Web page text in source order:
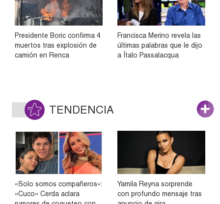
Presidente Boric confirma 4
muertos tras explosión de
camión en Renca
Francisca Merino revela las
últimas palabras que le dijo
a Ítalo Passalacqua
TENDENCIA
«Solo somos compañeros»:
«Cuco» Cerda aclara
Yamila Reyna sorprende
con profundo mensaje tras